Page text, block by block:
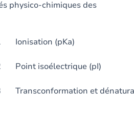
chimiques des
(pKa)
(pI)
et